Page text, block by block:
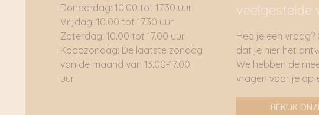
Donderdag: 10.00 tot 17.30 uur
Vrijdag: 10.00 tot 17.30 uur
Zaterdag: 10.00 tot 17.00 uur
Koopzondag: De laatste zondag
van de maand van 13.00-17.00
uur
veelgestelde
Heb je een vraag?
dat je hier het
We hebben de
vragen voor je op
BEKIJK